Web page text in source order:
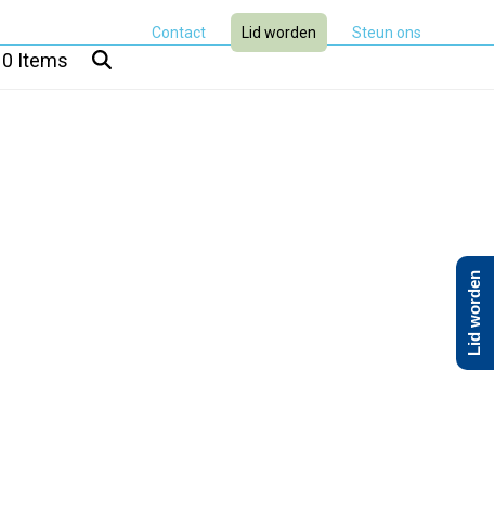
Contact Lid worden Steun ons
0 Items
Lid worden